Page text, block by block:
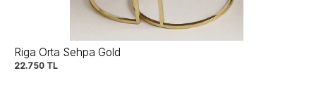
Riga Orta Sehpa Gold
22.750 TL